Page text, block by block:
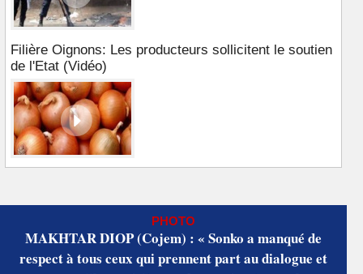
Filière Oignons: Les producteurs sollicitent le soutien
de l'Etat (Vidéo)
PHOTO
MAKHTAR DIOP (Cojem) : « Sonko a manqué de
respect à tous ceux qui prennent part au dialogue et